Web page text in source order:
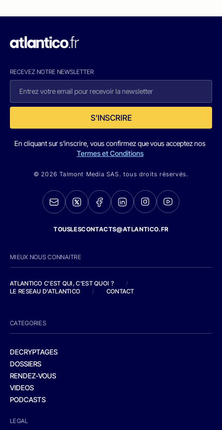
RECEVEZ NOTRE NEWSLETTER
S'INSCRIRE
En cliquant sur s'inscrire, vous confirmez que vous acceptez nos
Termes et Conditions
© 2026 Talmont Media SAS. tous droits réservés.
TOUSLESCONTACTS@ATLANTICO.FR
MIEUX NOUS CONNAITRE
ATLANTICO C'EST QUI, C'EST QUOI ?
/
LE RESEAU D'ATLANTICO
/ CONTACT
CATEGORIES
DECRYPTAGES
DOSSIERS
RENDEZ-VOUS
VIDEOS
PODCASTS
LEGAL